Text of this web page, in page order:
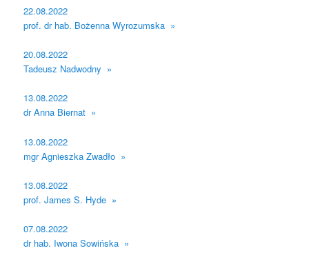
22.08.2022
prof. dr hab. Bożenna Wyrozumska »
20.08.2022
Tadeusz Nadwodny »
13.08.2022
dr Anna Biernat »
13.08.2022
mgr Agnieszka Zwadło »
13.08.2022
prof. James S. Hyde »
07.08.2022
dr hab. Iwona Sowińska »